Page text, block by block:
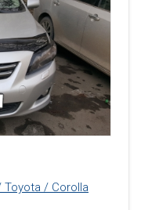
/ Corolla